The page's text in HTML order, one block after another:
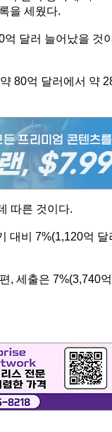
을 세웠다.
달러 늘어났을 것
80억 달러에서 약
따른 것이다.
대비 7%(1,120억 달
, 세출은 7%(3,740